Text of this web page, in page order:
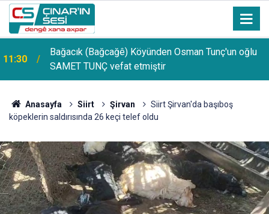
11:30
Bağacık (Bağcağê) Köyünden Osman Tunç'un oğlu
SAMET TUNÇ vefat etmiştir
Anasayfa Siirt Şirvan
Siirt Şirvan'da başıboş
köpeklerin saldırısında 26 keçi telef oldu